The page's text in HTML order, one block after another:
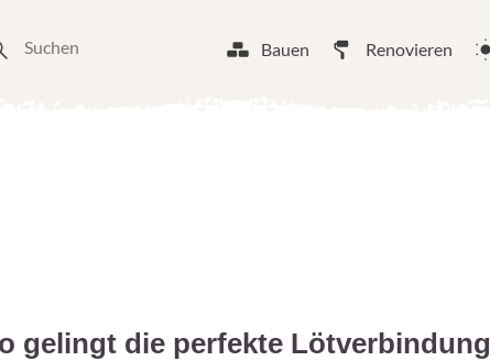
Bauen Renovieren
gelingt die perfekte Lötverbindung